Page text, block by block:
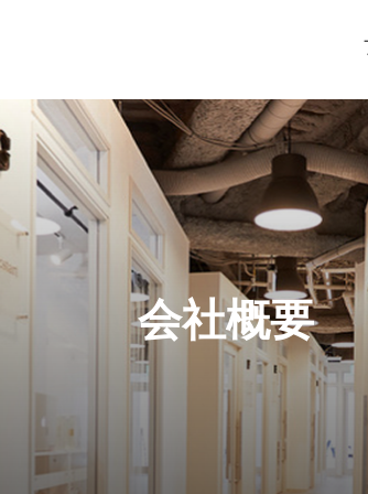
会社概要